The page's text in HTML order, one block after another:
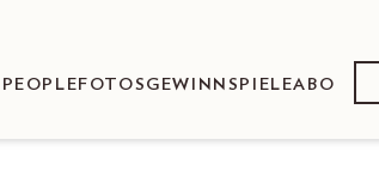
PEOPLE FOTOS GEWINNSPIELEABO